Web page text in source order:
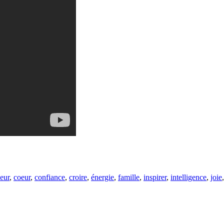
, coeur, confiance, croire, énergie, famille, inspirer, intelligence, joie,